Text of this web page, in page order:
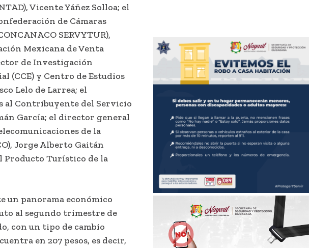
Vicente Yáñez Solloa; el
de Cámaras
SERVYTUR),
Mexicana de Venta
de Investigación
(CCE) y Centro de Estudios
Lelo de Larrea; el
Contribuyente del Servicio
García; el director general
de la
Jorge Alberto Gaitán
Producto Turístico de la
un panorama económico
al segundo trimestre de
con un tipo de cambio
en 207 pesos, es decir,